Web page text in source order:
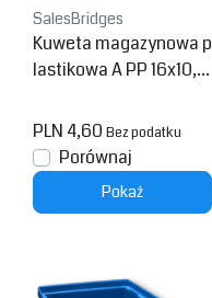
SalesBridges
Kuweta magazynowa p
lastikowa A PP 16x10,4
PLN 4,60 Bez podatku
Porównaj
Pokaż